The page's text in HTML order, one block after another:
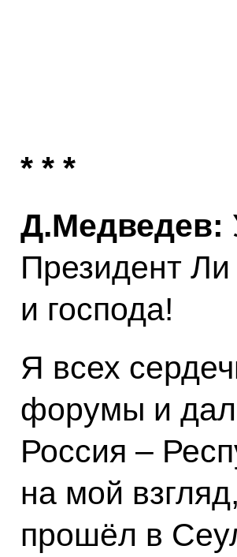
* * *
Д.Медведев:
Президент
и господа!
Я всех
форумы и
Россия –
на мой
прошёл в